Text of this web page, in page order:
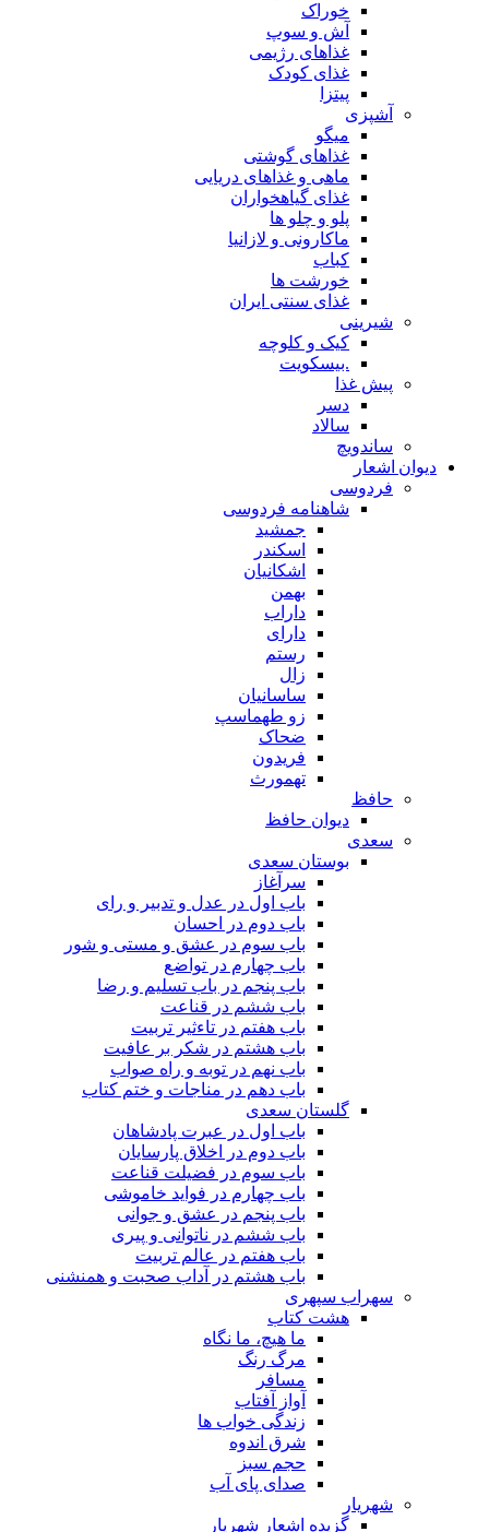
خوراک
آش و سوپ
غذاهای رژیمی
غذای کودک
پیتزا
آشپزی
میگو
غذاهای گوشتی
ماهی و غذاهای دریایی
غذای گیاهخواران
پلو و چلو ها
ماکارونی و لازانیا
کباب
خورشت ها
غذای سنتی ایران
شیرینی
کیک و کلوچه
.بیسکویت
پیش غذا
دسر
سالاد
ساندویچ
دیوان اشعار
فردوسی
شاهنامه فردوسی
جمشید
اسکندر
اشکانیان
بهمن
داراب
دارای
رستم
زال
ساسانیان
زو طهماسپ‏
ضحاک
فریدون
تهمورث
حافظ
دیوان حافظ
سعدی
بوستان سعدی
سرآغاز
باب اول در عدل و تدبیر و رای
باب دوم در احسان
باب سوم در عشق و مستی و شور
باب چهارم در تواضع
باب پنجم در باب تسلیم و رضا
باب ششم در قناعت
باب هفتم در تاءثیر تربیت
باب هشتم در شکر بر عافیت
باب نهم در توبه و راه صواب
باب دهم در مناجات و ختم کتاب
گلستان سعدی
باب اول در عبرت پادشاهان
باب دوم در اخلاق پارسایان
باب سوم در فضیلت قناعت
باب چهارم در فواید خاموشى
باب پنجم در عشق و جوانى
باب ششم در ناتوانى و پیرى
باب هفتم در عالم تربیت
باب هشتم در آداب صحبت و همنشنى
سهراب سپهری
هشت کتاب
ما هیچ، ما نگاه
مرگ رنگ
مسافر
آواز آفتاب
زندگی خواب ها
شرق اندوه
حجم سبز
صدای پای آب
شهریار
گزیده اشعار شهریار